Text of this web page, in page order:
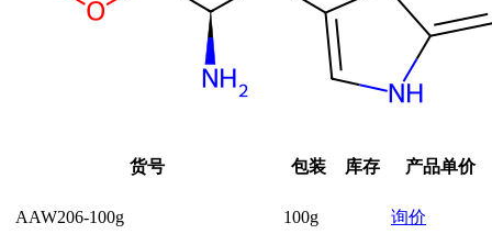
货号 包装 库存 产品单价
AAW206-100g 100g 询价